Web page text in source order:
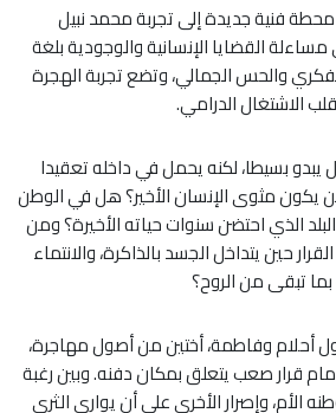
فنية جديدة إلى تجربة محمد نبيل
القضايا الإنسانية والوجودية بلغة
والحس الجمالي، وتضع تجربة الهجرة
الاشتغال الدرامي.
بسيطا، لكنه يحمل في داخله تعقيدا
يكون مثوى الإنسان الأخير؟ هل في الوطن
الذي احتضن سنوات حياته الأخيرة؟ ومن
حين يتداخل الجسد بالذاكرة، والانتماء
بما تبقى من الروح؟
أحلام وفاطمة، أختين من أصول مهاجرة،
قرار صعب يتعلق بمكان دفنه. وبين رغبة
الأم، وإصرار الأخرى على أن يوارى الثرى